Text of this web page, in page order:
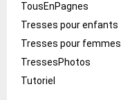
TousEnPagnes
Tresses pour enfants
Tresses pour femmes
TressesPhotos
Tutoriel